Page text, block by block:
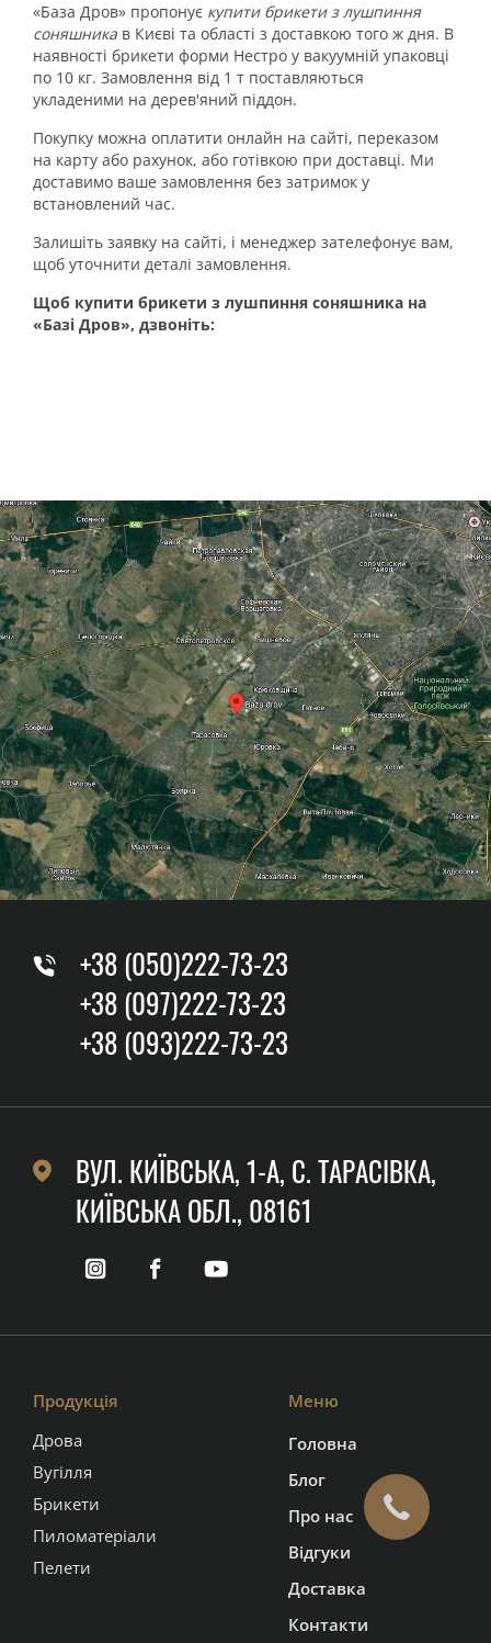
«База Дров» пропонує купити брикети з лушпиння
соняшника в Києві та області з доставкою того ж дня. В
наявності брикети форми Нестро у вакуумній упаковці
по 10 кг. Замовлення від 1 т поставляються
укладеними на дерев'яний піддон.
Покупку можна оплатити онлайн на сайті, переказом
на карту або рахунок, або готівкою при доставці. Ми
доставимо ваше замовлення без затримок у
встановлений час.
Залишіть заявку на сайті, і менеджер зателефонує вам,
щоб уточнити деталі замовлення.
Щоб купити брикети з лушпиння соняшника на
«Базі Дров», дзвоніть:
+38 (050)222-73-23
+38 (097)222-73-23
+38 (093)222-73-23
ВУЛ. КИЇВСЬКА, 1-А, C. ТАРАСІВКА,
КИЇВСЬКА ОБЛ., 08161
Продукція
Дрова
Вугілля
Брикети
Пиломатеріали
Пелети
Меню
Головна
Блог
Про нас
Відгуки
Доставка
Контакти